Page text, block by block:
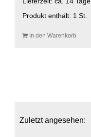
Produkt enthält: 1 St.
In den Warenkorb
Zuletzt angesehen: